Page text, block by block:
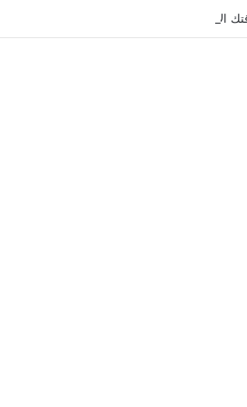
الائتمانية من الاحتيال والاستخدام غير المصرح به